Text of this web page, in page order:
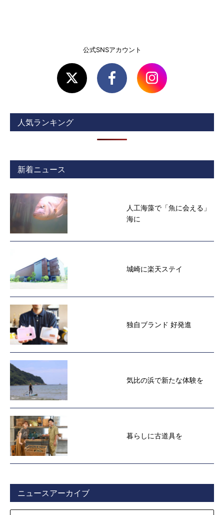
公式SNSアカウント
人気ランキング
新着ニュース
人工海藻で「魚に会える」
海に
城崎に楽天ステイ
独自ブランド 好発進
気比の浜で新たな体験を
暮らしに古道具を
ニュースアーカイブ